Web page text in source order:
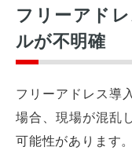
フリーアド
ルが不明確
フリーアドレス導
場合、現場が混乱
可能性があります。